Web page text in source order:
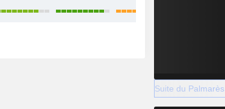
Suite du Palmarès